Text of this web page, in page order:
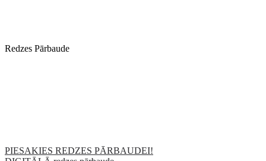
Redzes Pārbaude
PIESAKIES REDZES PĀRBAUDEI!